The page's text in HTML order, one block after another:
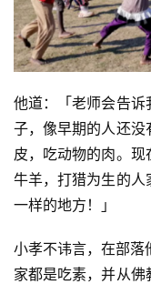
他道：「老师会告
子，像早期的人还没
皮，吃动物的肉。
牛羊，打猎为生的
一样的地方！」
小孝不讳言，在部落
家都是吃素，并从